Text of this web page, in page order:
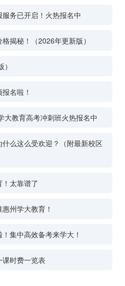
务已开启！火热报名中
揭秘！（2026年更新版）
名啦！
大教育高考冲刺班火热报名中
么这么受欢迎？（附最新校区
太靠谱了
州学大教育！
集中高效备考来学大！
时费一览表